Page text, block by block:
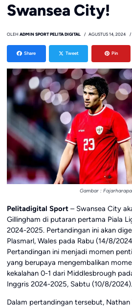
Swansea City!
OLEH ADMIN SPORT PELITA DIGITAL AGUSTUS 14, 2024
Share Tweet Pin
Gambar :
Pelitadigital Sport– Swansea City
Gillingham di putaran pertama Piala
2024-2025. Pertandingan ini akan
Plasmarl, Wales pada Rabu (14/8/
Pertandingan ini menjadi momen
yang berupaya mengembalikan
kekalahan 0-1 dari Middlesbrough
Inggris 2024-2025, Sabtu (10/8/2024).
Dalam pertandingan tersebut,